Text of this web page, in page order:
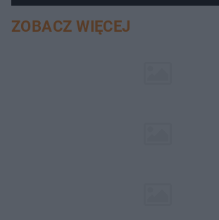
ZOBACZ WIĘCEJ